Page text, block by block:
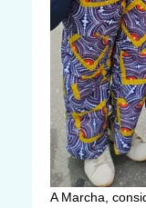
A Marcha,